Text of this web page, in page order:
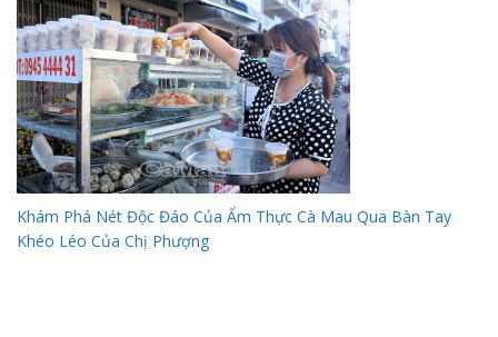
Khám Phá Nét Độc Đáo Của Ẩm Thực Cà Mau Qua Bàn Tay
Khéo Léo Của Chị Phượng